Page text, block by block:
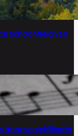
schoonheid van
door verschillende